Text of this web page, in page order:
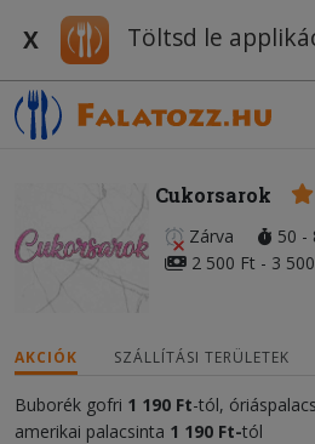
X Töltsd le
Cukorsarok
Zárva
50 -
2 500 Ft - 3
AKCIÓK SZÁLLÍTÁSI TERÜLETEK
Buborék gofri 1 190 Ft-tól,
amerikai palacsinta 1 190 Ft-tól